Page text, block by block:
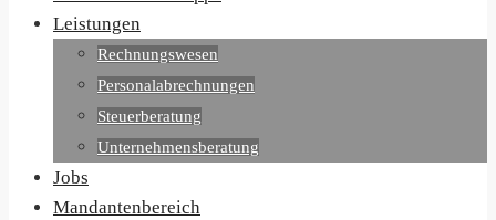
Leistungen
Rechnungswesen
Personalabrechnungen
Steuerberatung
Unternehmensberatung
Jobs
Mandantenbereich